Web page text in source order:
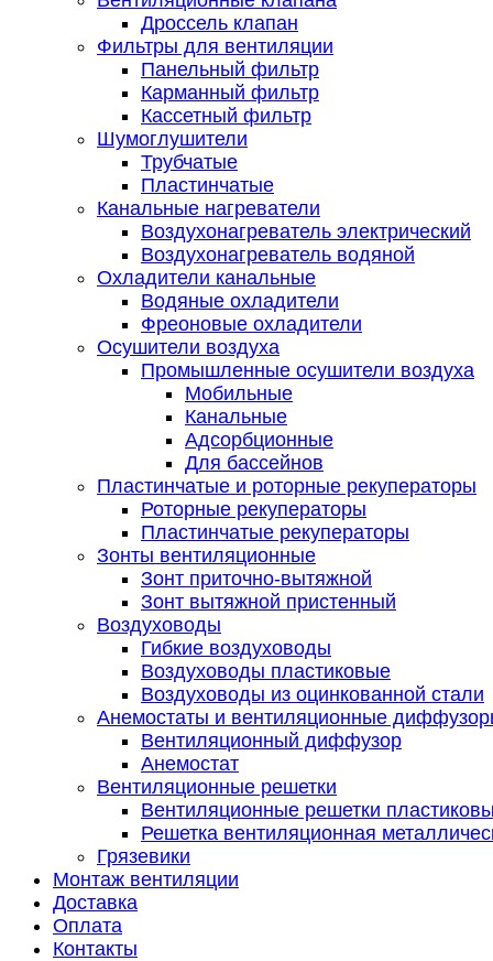
Дроссель клапан
Фильтры для вентиляции
Панельный фильтр
Карманный фильтр
Кассетный фильтр
Шумоглушители
Трубчатые
Пластинчатые
Канальные нагреватели
Воздухонагреватель электрический
Воздухонагреватель водяной
Охладители канальные
Водяные охладители
Фреоновые охладители
Осушители воздуха
Промышленные осушители воздуха
Мобильные
Канальные
Адсорбционные
Для бассейнов
Пластинчатые и роторные рекуператоры
Роторные рекуператоры
Пластинчатые рекуператоры
Зонты вентиляционные
Зонт приточно-вытяжной
Зонт вытяжной пристенный
Воздуховоды
Гибкие воздуховоды
Воздуховоды пластиковые
Воздуховоды из оцинкованной стали
Анемостаты и вентиляционные
Вентиляционный диффузор
Анемостат
Вентиляционные решетки
Вентиляционные решетки
Решетка вентиляционная
Грязевики
Монтаж вентиляции
Доставка
Оплата
Контакты